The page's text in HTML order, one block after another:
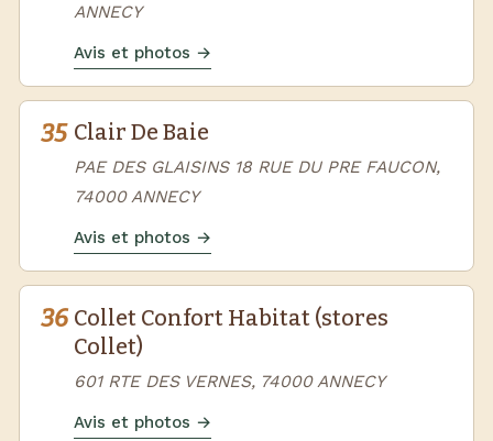
ANNECY
Avis et photos →
35 Clair De Baie
PAE DES GLAISINS 18 RUE DU PRE FAUCON,
74000 ANNECY
Avis et photos →
36 Collet Confort Habitat (stores
Collet)
601 RTE DES VERNES, 74000 ANNECY
Avis et photos →